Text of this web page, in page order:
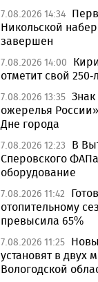
7.08.2026 14:34
Никольской
завершен
7.08.2026 14:00
отметит свой
7.08.2026 13:35
ожерелья
Дне города
7.08.2026 12:23
В
Сперовского
оборудование
7.08.2026 11:42
отопительному
превысила 65%
7.08.2026 11:25
установят в двух
Вологодской